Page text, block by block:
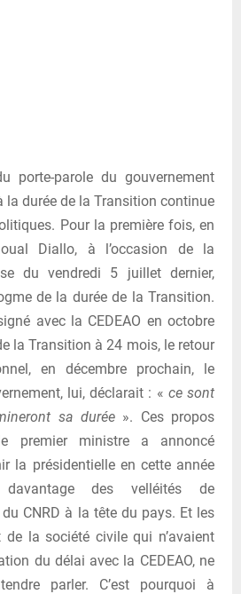
porte-parole du gouvernement
la durée de la Transition continue
Pour la première fois, en
Diallo, à l’occasion de la
du vendredi 5 juillet dernier,
de la durée de la Transition.
avec la CEDEAO en octobre
la Transition à 24 mois, le retour
en décembre prochain, le
lui, déclarait : « ce sont
sa durée». Ces propos
premier ministre a annoncé
la présidentielle en cette année
davantage des velléités de
CNRD à la tête du pays. Et les
la société civile qui n’avaient
du délai avec la CEDEAO, ne
parler. C’est pourquoi à